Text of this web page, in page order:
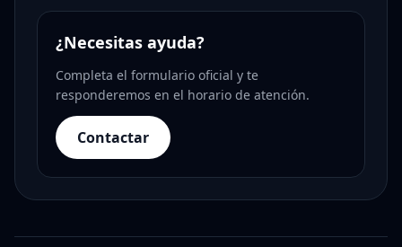
¿Necesitas ayuda?
Completa el formulario oficial y te
responderemos en el horario de atención.
Contactar